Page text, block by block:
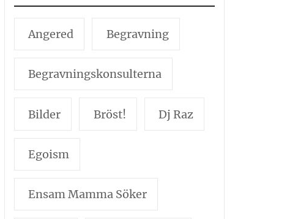
Angered Begravning
Begravningskonsulterna
Bilder Bröst! Dj Raz
Egoism
Ensam Mamma Söker